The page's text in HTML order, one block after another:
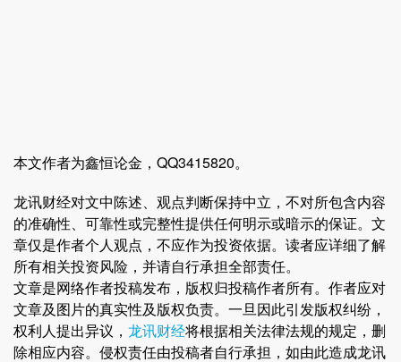
本文作者为鑫恒论金，QQ3415820。
龙讯财经对文中陈述、观点判断保持中立，不对所包含内容
的准确性、可靠性或完整性提供任何明示或暗示的保证。文
章仅是作者个人观点，不应作为投资依据。读者应详细了解
所有相关投资风险，并请自行承担全部责任。
文章是网络作者投稿发布，版权归投稿作者所有。作者应对
文章及图片的真实性及版权负责。一旦因此引发版权纠纷，
权利人提出异议， 龙讯财经将根据相关法律法规的规定，删
除相应内容。侵权责任由投稿者自行承担，如由此造成龙讯